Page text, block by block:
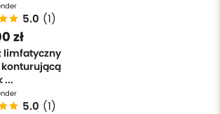
5.0 (1)
zł
limfatyczny
...
5.0 (1)